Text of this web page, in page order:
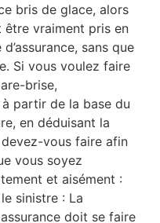
bris de glace, alors
vraiment pris en
sans que
Si vous voulez faire
brise,
à partir de la base du
en déduisant la
vous faire afin
vous soyez
et aisément :
sinistre : La
doit se faire